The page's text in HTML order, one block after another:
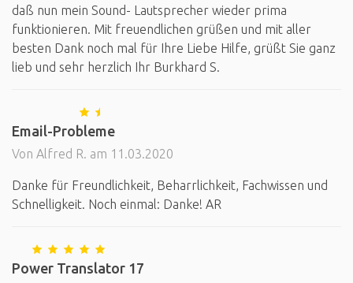
daß nun mein Sound- Lautsprecher wieder prima
funktionieren. Mit freuendlichen grüßen und mit aller
besten Dank noch mal für Ihre Liebe Hilfe, grüßt Sie ganz
lieb und sehr herzlich Ihr Burkhard S.
Email-Probleme
Von Alfred R. am 11.03.2020
Danke für Freundlichkeit, Beharrlichkeit, Fachwissen und
Schnelligkeit. Noch einmal: Danke! AR
Power Translator 17